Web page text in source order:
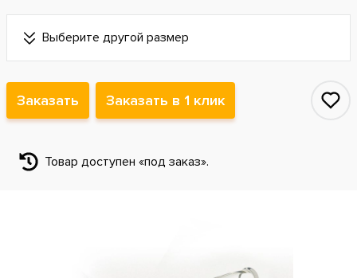
Выберите другой размер
Заказать Заказать в 1 клик
Товар доступен «под заказ».